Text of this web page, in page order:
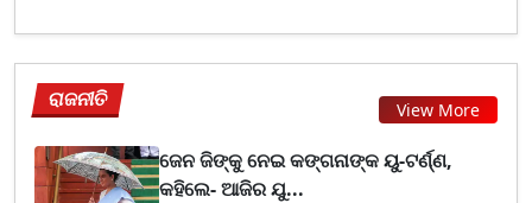
ରାଜନୀତି View More
ଜେନ ଜିଙ୍କୁ ନେଇ କଙ୍ଗନାଙ୍କ ୟୁ-ଟର୍ଣ୍ଣ,
କହିଲେ- ଆଜିର ଯୁ...